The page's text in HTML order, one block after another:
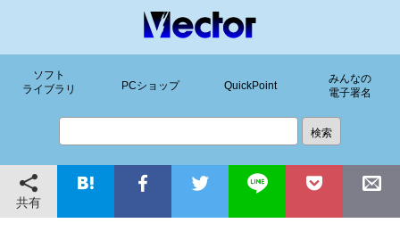
ソフト
ライブラリ
PCショップ QuickPoint
みんなの
電子署名
共有